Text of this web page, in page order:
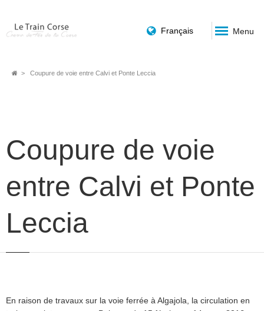
Français Menu
FilCoupure de voie entre Calvi et Ponte Leccia
Coupure de voie
entre Calvi et Ponte
Leccia
En raison de travaux sur la voie ferrée à Algajola, la circulation en